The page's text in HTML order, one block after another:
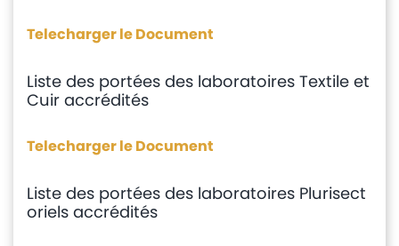
Telecharger le Document
Liste des portées des laboratoires Textile et
Cuir accrédités
Telecharger le Document
Liste des portées des laboratoires Plurisect
oriels accrédités